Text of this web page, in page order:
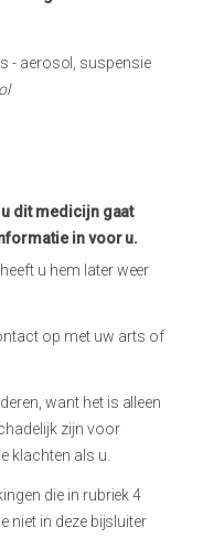
- aerosol, suspensie
dit medicijn gaat
in voor u.
u hem later weer
op met uw arts of
want het is alleen
zijn voor
klachten als u.
die in rubriek 4
niet in deze bijsluiter